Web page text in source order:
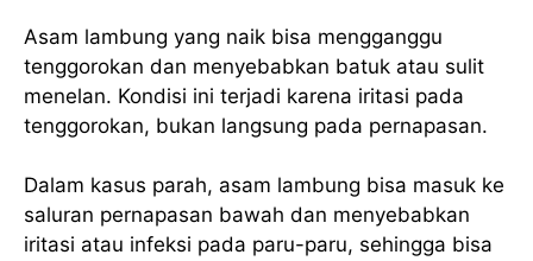
Asam lambung yang naik bisa mengganggu
tenggorokan dan menyebabkan batuk atau sulit
menelan. Kondisi ini terjadi karena iritasi pada
tenggorokan, bukan langsung pada pernapasan.
Dalam kasus parah, asam lambung bisa masuk ke
saluran pernapasan bawah dan menyebabkan
iritasi atau infeksi pada paru-paru, sehingga bisa